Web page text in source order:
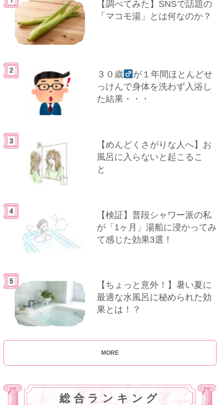
【調べてみた】SNSで話題の
「マコモ湯」とは何なのか？
３０歳
が１年間ほとんどせ
っけんで身体を洗わず入浴し
た結果・・・
【めんどくさがりな人へ】お
風呂に入らないと起こるこ
と
【検証】普段シャワー派の私
が「1ヶ月」湯船に浸かってみ
て感じた効果3選！
【ちょっと意外！】暑い夏に
最適な水風呂に秘められた効
果とは！？
MORE
総合ランキング